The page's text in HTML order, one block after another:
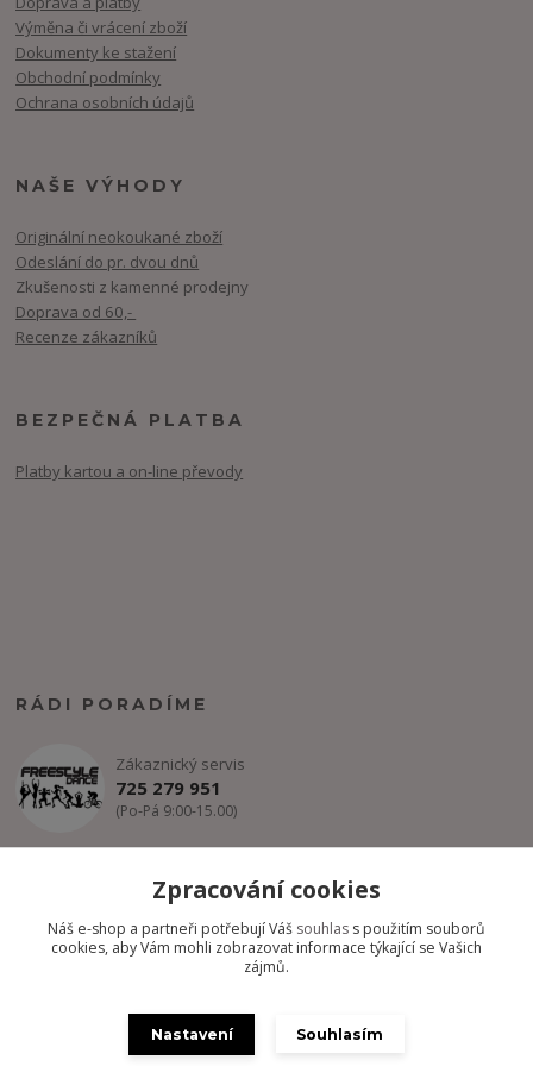
Výměna či vrácení zboží
Dokumenty ke stažení
Obchodní podmínky
Ochrana osobních údajů
NAŠE VÝHODY
Originální neokoukané zboží
Odeslání do pr. dvou dnů
Zkušenosti z kamenné prodejny
Doprava od 60,-
Recenze zákazníků
BEZPEČNÁ PLATBA
Platby kartou a on-line převody
RÁDI PORADÍME
Zákaznický servis
725 279 951
(Po-Pá 9:00-15.00)
Copyright @ FREESTYLE-DANCE.CZ 2012-2024 - Všechny práva
Zpracování cookies
Náš e-shop a partneři potřebují Váš souhlas s použitím souborů
cookies, aby Vám mohli zobrazovat informace týkající se Vašich
zájmů.
Nastavení Souhlasím